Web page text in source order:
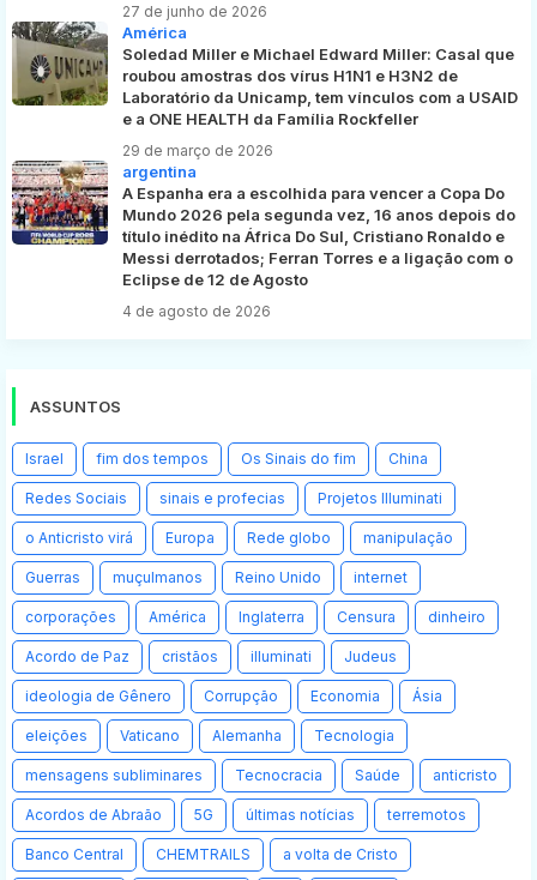
27 de junho de 2026
América
Soledad Miller e Michael Edward Miller: Casal que
roubou amostras dos vírus H1N1 e H3N2 de
Laboratório da Unicamp, tem vínculos com a USAID
e a ONE HEALTH da Família Rockfeller
29 de março de 2026
argentina
A Espanha era a escolhida para vencer a Copa Do
Mundo 2026 pela segunda vez, 16 anos depois do
título inédito na África Do Sul, Cristiano Ronaldo e
Messi derrotados; Ferran Torres e a ligação com o
Eclipse de 12 de Agosto
4 de agosto de 2026
ASSUNTOS
Israel fim dos tempos Os Sinais do fim China
Redes Sociais sinais e profecias Projetos Illuminati
o Anticristo virá Europa Rede globo manipulação
Guerras muçulmanos Reino Unido internet
corporações América Inglaterra Censura dinheiro
Acordo de Paz cristãos illuminati Judeus
ideologia de Gênero Corrupção Economia Ásia
eleições Vaticano Alemanha Tecnologia
mensagens subliminares Tecnocracia Saúde anticristo
Acordos de Abraão 5G últimas notícias terremotos
Banco Central CHEMTRAILS a volta de Cristo